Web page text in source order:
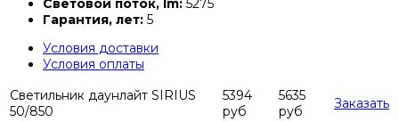
Световой поток, lm: 5275
Гарантия, лет: 5
Условия доставки
Условия оплаты
Светильник даунлайт SIRIUS
50/850
5394
руб
5635
руб
Заказать